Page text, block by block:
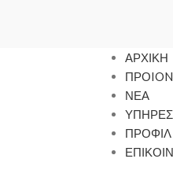
ΑΡΧΙΚΗ
ΝΕΑ
ΠΡΟΦΙΛ